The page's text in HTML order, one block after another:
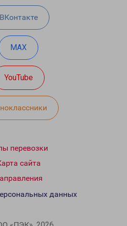
ВКонтакте
MAX
YouTube
перевозки
сайта
данных